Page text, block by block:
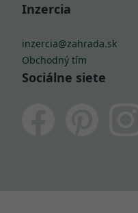
Inzercia
inzercia@zahrada.sk
Obchodný tím
Sociálne siete